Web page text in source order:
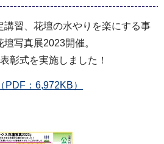
習、花壇の水やりを楽にする事
写真展2023開催。
彰式を実施しました！
：6,972KB）